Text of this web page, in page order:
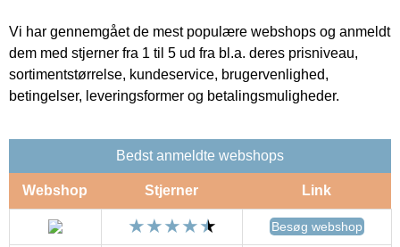
Vi har gennemgået de mest populære webshops og anmeldt
dem med stjerner fra 1 til 5 ud fra bl.a. deres prisniveau,
sortimentstørrelse, kundeservice, brugervenlighed,
betingelser, leveringsformer og betalingsmuligheder.
Bedst anmeldte webshops
Webshop Stjerner Link
Besøg webshop